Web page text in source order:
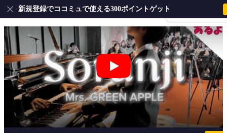
会員登録・ログイ
新規登録でココミュで使える300ポイントゲット
Soranji (映画『ラーゲリより愛を込